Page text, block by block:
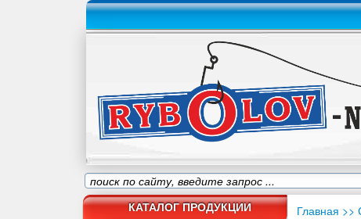
КАТАЛОГ ПРОДУКЦИИ Главная >>